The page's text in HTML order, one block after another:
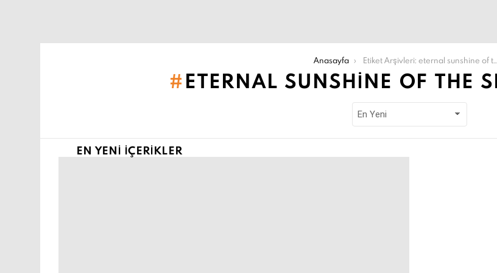
Anasayfa Etiket Arşivleri: eternal sunshine of the spotless mind
ETERNAL SUNSHINE OF THE
EN YENI İÇERIKLER